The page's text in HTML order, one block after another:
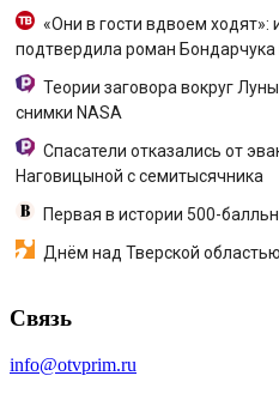
«Они в гости вдвоем ходят»:
подтвердила роман Бондарчука
Теории заговора вокруг
снимки NASA
Спасатели отказались от
Наговицыной с семитысячника
Первая в истории 500-
Днём над Тверской
Связь
info@otvprim.ru